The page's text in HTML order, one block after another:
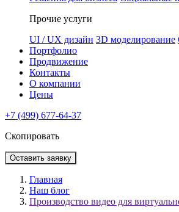
Прочие услуги
UI / UX дизайн 3D моделирование
Портфолио
Продвижение
Контакты
О компании
Цены
+7 (499) 677-64-37
Скопировать
Оставить заявку
Главная
Наш блог
Производство видео для